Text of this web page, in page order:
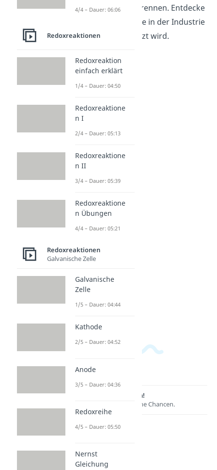
herzustellen oder zu trennen. Entdecke
mit uns, wie Elektrolyse in der Industrie
und im Alltag eingesetzt wird.
Lernen lohnt sich!
Entdecke hier deine Chancen.
4/4 – Dauer: 06:06
Redoxreaktionen
Redoxreaktion
einfach erklärt
1/4 – Dauer: 04:50
Redoxreaktione
n I
2/4 – Dauer: 05:13
Redoxreaktione
n II
3/4 – Dauer: 05:39
Redoxreaktione
n Übungen
4/4 – Dauer: 05:21
Redoxreaktionen
Galvanische Zelle
Galvanische
Zelle
1/5 – Dauer: 04:44
Kathode
2/5 – Dauer: 04:52
Anode
3/5 – Dauer: 04:36
Redoxreihe
4/5 – Dauer: 05:50
Nernst
Gleichung